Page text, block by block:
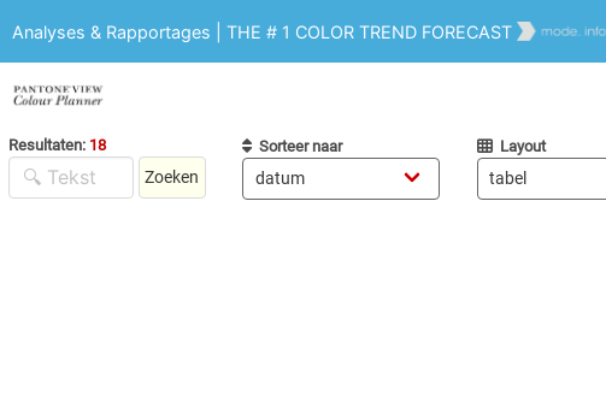
Analyses & Rapportages | THE # 1 COLOR TREND FORECAST
Resultaten: 18
Zoeken
Sorteer naar Layout